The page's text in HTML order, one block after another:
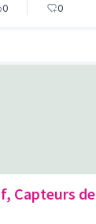
0 0
Capteurs de